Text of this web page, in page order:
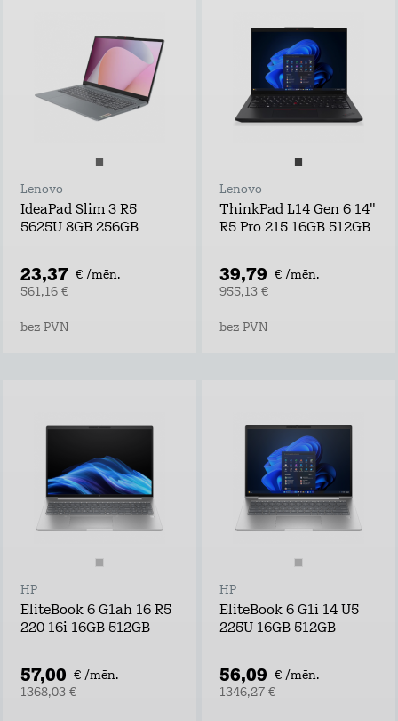
Lenovo
IdeaPad Slim 3 R5
5625U 8GB 256GB
23,37 € /mēn.
561,16 €
bez PVN
Lenovo
ThinkPad L14 Gen 6 14"
R5 Pro 215 16GB 512GB
39,79 € /mēn.
955,13 €
bez PVN
HP
EliteBook 6 G1ah 16 R5
220 16i 16GB 512GB
57,00 € /mēn.
1368,03 €
HP
EliteBook 6 G1i 14 U5
225U 16GB 512GB
56,09 € /mēn.
1346,27 €